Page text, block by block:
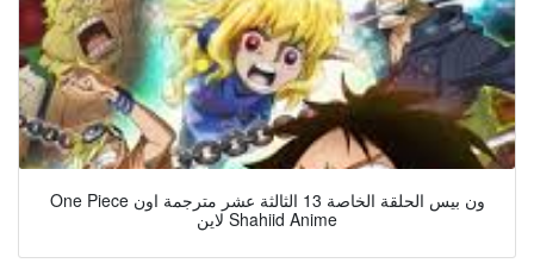
One Piece ون بيس الحلقة الخاصة 13 الثالثة عشر مترجمة اون
لاين Shahiid Anime